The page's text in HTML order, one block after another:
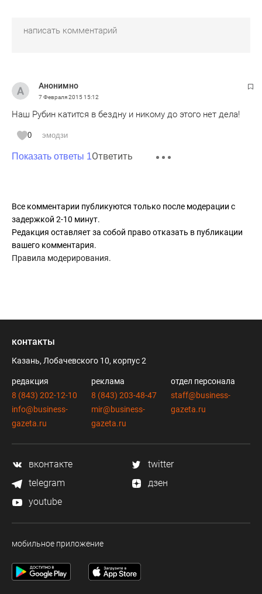
Анонимно
7 Февраля 201515:12
Наш Рубин катится в бездну и никому до этого нет дела!
0 эмодзи
Показать ответы 1Ответить
Все комментарии публикуются только после модерации с
задержкой 2-10 минут.
Редакция оставляет за собой право отказать в публикации
вашего комментария.
Правила модерирования.
контакты
Казань, Лобачевского 10, корпус 2
редакция
8 (843) 202-12-10
info@business-
gazeta.ru
реклама
8 (843) 203-48-47
mir@business-
gazeta.ru
отдел персонала
staff@business-
gazeta.ru
вконтакте
twitter
telegram
дзен
youtube
мобильное приложение